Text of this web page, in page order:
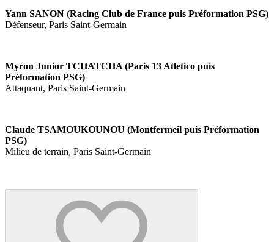
Yann SANON (Racing Club de France puis Préformation PSG)
Défenseur, Paris Saint-Germain
Myron Junior TCHATCHA (Paris 13 Atletico puis
Préformation PSG)
Attaquant, Paris Saint-Germain
Claude TSAMOUKOUNOU (Montfermeil puis Préformation
PSG)
Milieu de terrain, Paris Saint-Germain